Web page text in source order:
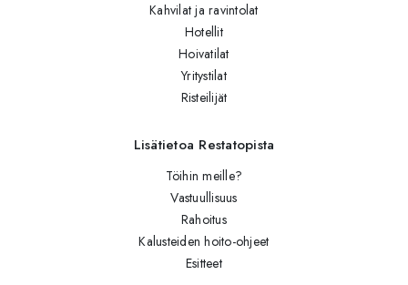
Kahvilat ja ravintolat
Hotellit
Hoivatilat
Yritystilat
Risteilijät
Lisätietoa Restatopista
Töihin meille?
Vastuullisuus
Rahoitus
Kalusteiden hoito-ohjeet
Esitteet